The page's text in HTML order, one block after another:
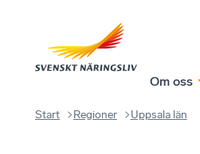
Om oss
Start Regioner Uppsala län